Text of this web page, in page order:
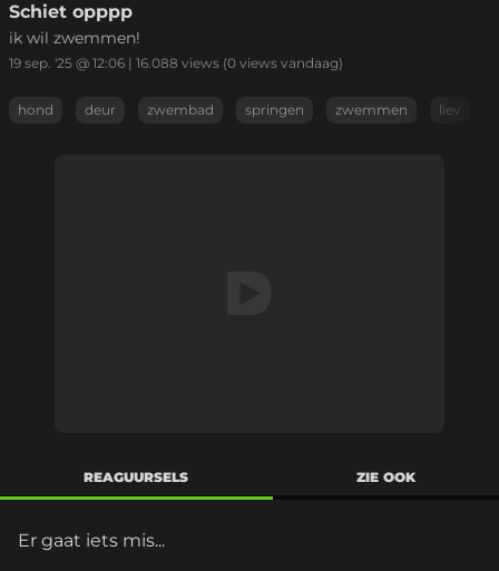
Link kopiëren
Schiet opppp
ik wil zwemmen!
19 sep. '25 @ 12:06 | 16.088 views (0 views vandaag)
hond deur zwembad springen zwemmen liev
REAGUURSELS ZIE OOK
Er gaat iets mis...